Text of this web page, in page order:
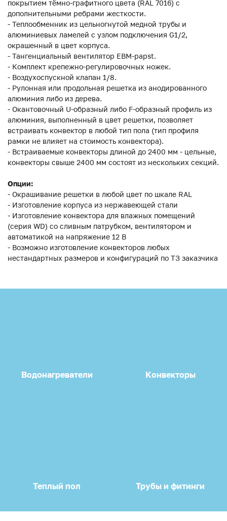
покрытием тёмно-графитного цвета (RAL 7016) с
дополнительными ребрами жесткости.
- Теплообменник из цельногнутой медной трубы и
алюминиевых ламелей с узлом подключения G1/2,
окрашенный в цвет корпуса.
- Тангенциальный вентилятор EBM-papst.
- Комплект крепежно-регулировочных ножек.
- Воздухоспускной клапан 1/8.
- Рулонная или продольная решетка из анодированного
алюминия либо из дерева.
- Окантовочный U-образный либо F-образный профиль из
алюминия, выполненный в цвет решетки, позволяет
встраивать конвектор в любой тип пола (тип профиля
рамки не влияет на стоимость конвектора).
- Встраиваемые конвекторы длиной до 2400 мм - цельные,
конвекторы свыше 2400 мм состоят из нескольких секций.
Опции:
- Окрашивание решетки в любой цвет по шкале RAL
- Изготовление корпуса из нержавеющей стали
- Изготовление конвектора для влажных помещений
(серия WD) со сливным патрубком, вентилятором и
автоматикой на напряжение 12 В
- Возможно изготовление конвекторов любых
нестандартных размеров и конфигураций по ТЗ заказчика
Водонагреватели Конвекторы
Теплый пол Трубы и фитинги